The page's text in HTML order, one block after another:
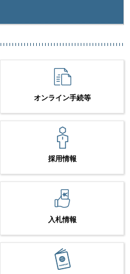
オンライン手続等
採用情報
入札情報